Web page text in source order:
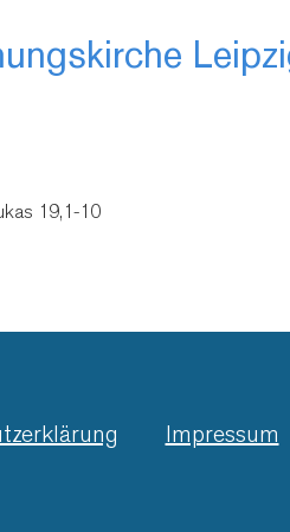
19,1-10
Impressum